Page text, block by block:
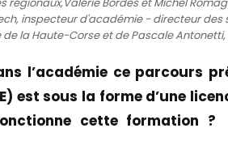
inspecteur d'académie - directeur
la Haute-Corse et de Pascale
l’académie ce parcours
est sous la forme d’une
cette formation ?